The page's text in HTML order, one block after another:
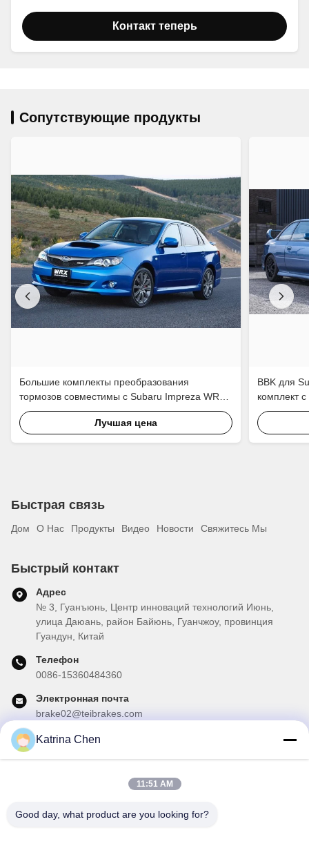
Контакт теперь
Сопутствующие продукты
Большие комплекты преобразования
тормозов совместимы с Subaru Impreza WRX
STI 6 поршневым калибровкой
Лучшая цена
BBK для
комплект
дюймовым
Быстрая связь
Дом О Нас Продукты Видео Новости Свяжитесь Мы
Быстрый контакт
Адрес
№ 3, Гуанъюнь, Центр инноваций технологий Июнь,
улица Даюань, район Байюнь, Гуанчжоу, провинция
Гуандун, Китай
Телефон
0086-15360484360
Электронная почта
brake02@teibrakes.com
получения скидок и прочего.
Katrina Chen
11:51 AM
Good day, what product are you looking for?